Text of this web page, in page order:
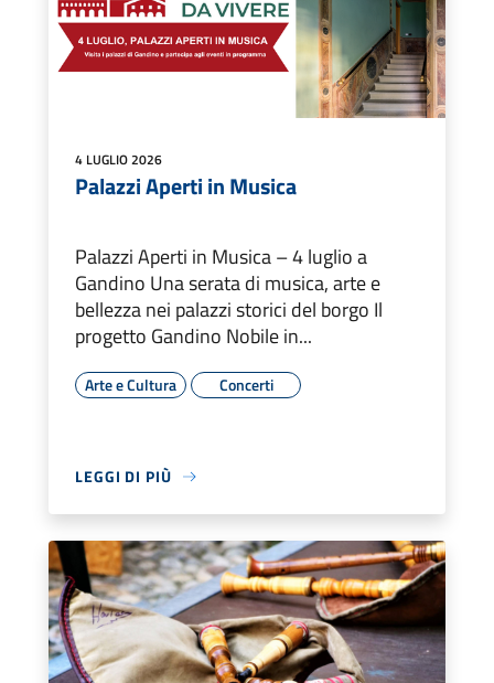
4 LUGLIO 2026
Palazzi Aperti in Musica
Palazzi Aperti in Musica – 4 luglio a
Gandino Una serata di musica, arte e
bellezza nei palazzi storici del borgo Il
progetto Gandino Nobile in...
Arte e Cultura Concerti
LEGGI DI PIÙ